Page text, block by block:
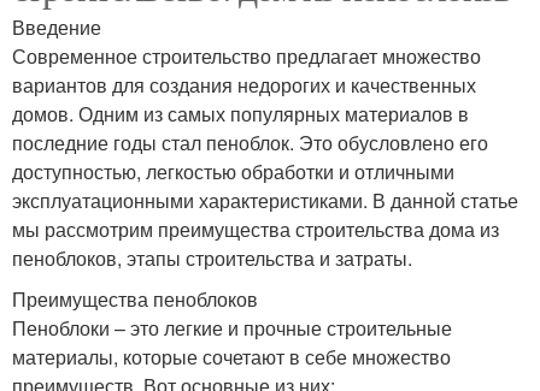
Введение
Современное строительство предлагает множество
вариантов для создания недорогих и качественных
домов. Одним из самых популярных материалов в
последние годы стал пеноблок. Это обусловлено его
доступностью, легкостью обработки и отличными
эксплуатационными характеристиками. В данной статье
мы рассмотрим преимущества строительства дома из
пеноблоков, этапы строительства и затраты.
Преимущества пеноблоков
Пеноблоки – это легкие и прочные строительные
материалы, которые сочетают в себе множество
преимуществ. Вот основные из них: